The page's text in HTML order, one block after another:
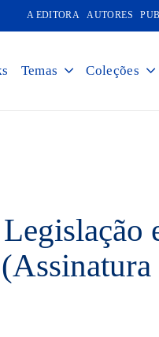
A EDITORA AUTORES
Temas Coleções